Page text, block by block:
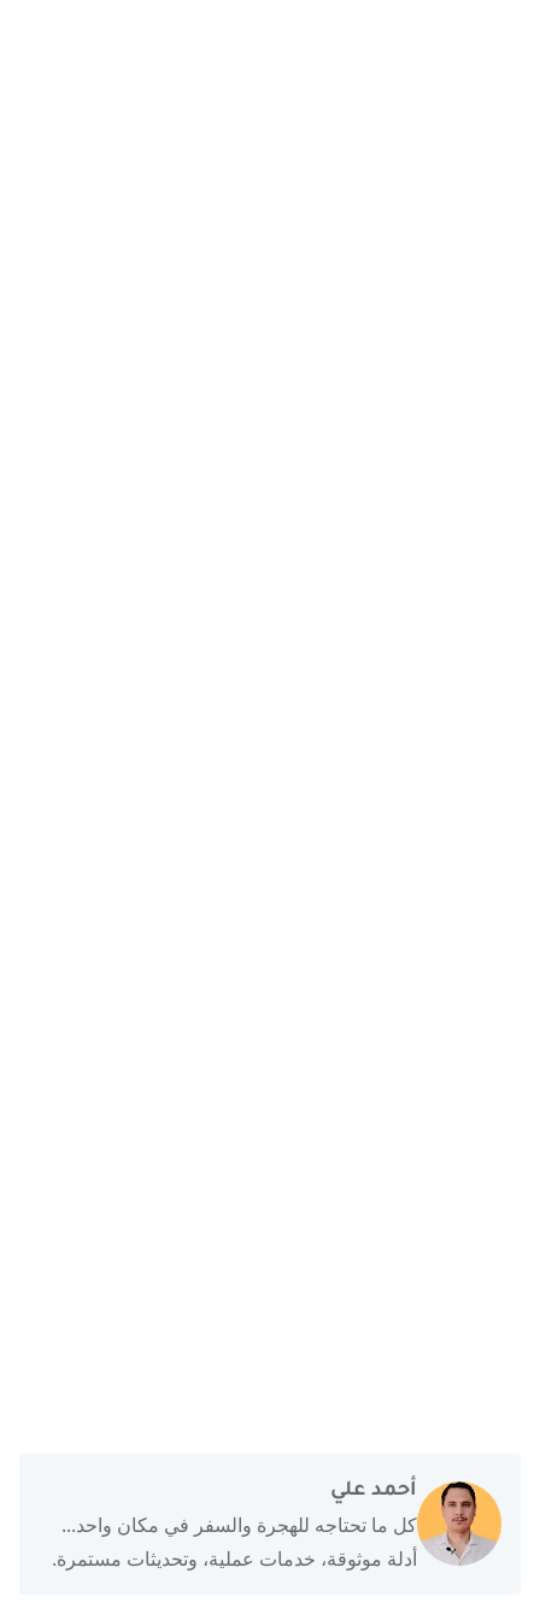
أحمد علي
كل ما تحتاجه للهجرة والسفر في مكان واحد...
أدلة موثوقة، خدمات عملية، وتحديثات مستمرة.